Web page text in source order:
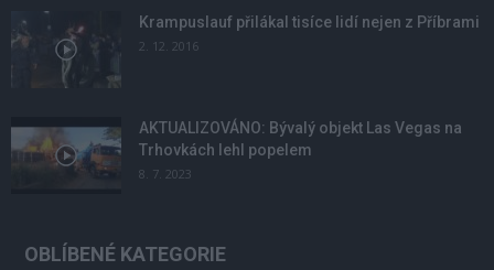
Krampuslauf přilákal tisíce lidí nejen z Příbrami
2. 12. 2016
AKTUALIZOVÁNO: Bývalý objekt Las Vegas na
Trhovkách lehl popelem
8. 7. 2023
OBLÍBENÉ KATEGORIE